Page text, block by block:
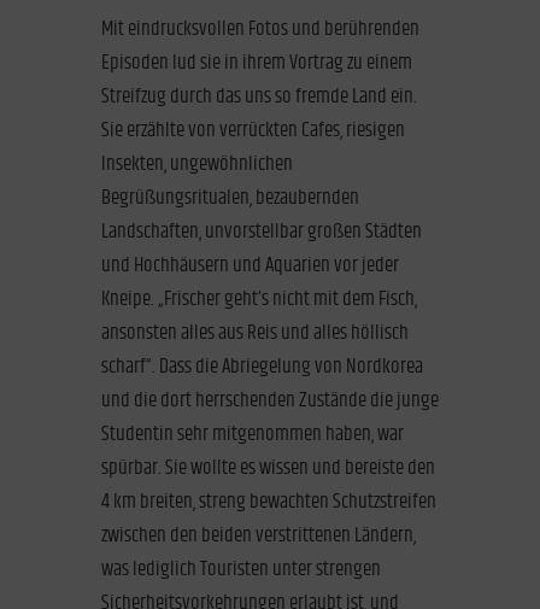
Mit eindrucksvollen Fotos und berührenden
Episoden lud sie in ihrem Vortrag zu einem
Streifzug durch das uns so fremde Land ein.
Sie erzählte von verrückten Cafes, riesigen
Insekten, ungewöhnlichen
Begrüßungsritualen, bezaubernden
Landschaften, unvorstellbar großen Städten
und Hochhäusern und Aquarien vor jeder
Kneipe. „Frischer geht’s nicht mit dem Fisch,
ansonsten alles aus Reis und alles höllisch
scharf“. Dass die Abriegelung von Nordkorea
und die dort herrschenden Zustände die junge
Studentin sehr mitgenommen haben, war
spürbar. Sie wollte es wissen und bereiste den
4 km breiten, streng bewachten Schutzstreifen
zwischen den beiden verstrittenen Ländern,
was lediglich Touristen unter strengen
Sicherheitsvorkehrungen erlaubt ist, und